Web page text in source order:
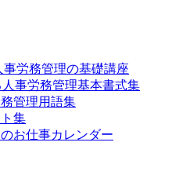
労務管理の基礎講座
事労務管理基本書式集
管理用語集
集
お仕事カレンダー